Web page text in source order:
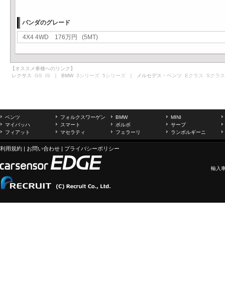
パンダのグレード
4X4 4WD 176万円 (5MT)
【オススメ車種へのリンク】
レクサス GS IS ｜ BMW 3シリーズ 5シリーズ ｜ メルセデス・ベンツ Eクラス Sクラス
ベンツ フォルクスワーゲン BMW
MINI
マイバッハ
スマート ボルボ
サーブ
フィアット
マセラティ フェラーリ ランボルギーニ
利用規約 | お問い合わせ | プライバシーポリシー
輸入